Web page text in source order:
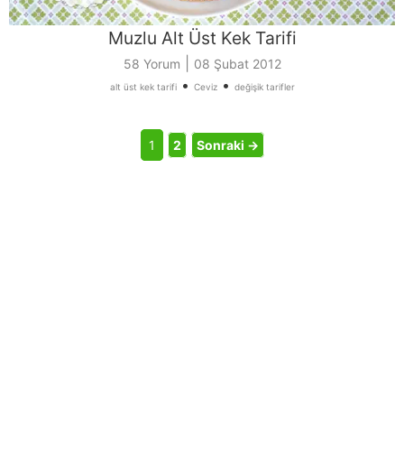
Muzlu Alt Üst Kek Tarifi
58 Yorum 08 Şubat 2012
alt üst kek tarifi• Ceviz• değişik tarifler
1 2 Sonraki →